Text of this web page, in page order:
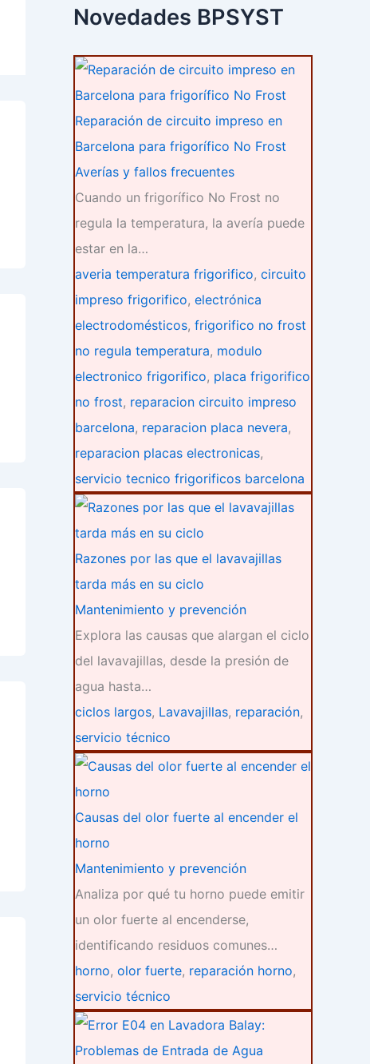
c
a
p
o
r
Novedades BPSYST
Reparación de circuito impreso en
Barcelona para frigorífico No Frost
Averías y fallos frecuentes
Cuando un frigorífico No Frost no
regula la temperatura, la avería puede
estar en la…
averia temperatura frigorifico, circuito
impreso frigorifico, electrónica
electrodomésticos, frigorifico no frost
no regula temperatura, modulo
electronico frigorifico, placa frigorifico
no frost, reparacion circuito impreso
barcelona, reparacion placa nevera,
reparacion placas electronicas,
servicio tecnico frigorificos barcelona
Razones por las que el lavavajillas
tarda más en su ciclo
Mantenimiento y prevención
Explora las causas que alargan el ciclo
del lavavajillas, desde la presión de
agua hasta…
ciclos largos, Lavavajillas, reparación,
servicio técnico
Causas del olor fuerte al encender el
horno
Mantenimiento y prevención
Analiza por qué tu horno puede emitir
un olor fuerte al encenderse,
identificando residuos comunes…
horno, olor fuerte, reparación horno,
servicio técnico